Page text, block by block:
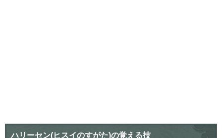
ハリーセン(ヒスイのすがた)の覚える技